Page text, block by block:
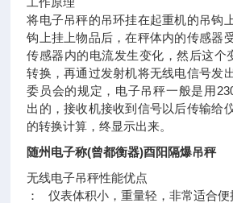
将电子吊秤的吊环挂在起重机的吊钩
钩上挂上物品后，在秤体内的传感器
传感器内的电流发生变化，然后这个
转换，再通过发射机将无线电信号发
委员会的规定，电子吊秤一般是用
出的，接收机接收到信号以后传输给
的转换计算，终显示出来。
随州电子称(曾都衡器)酉阳隔爆吊秤
无线电子吊秤性能优点
： 仪表体积小，重量轻，非常适合便